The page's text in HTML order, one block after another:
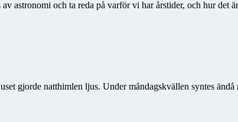
astronomi och ta reda på varför vi har årstider, och hur det
gjorde natthimlen ljus. Under måndagskvällen syntes